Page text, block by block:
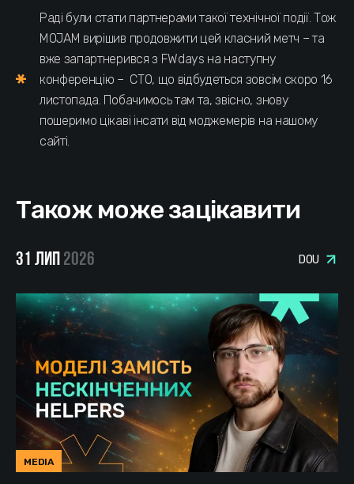
Раді були стати партнерами такої технічної події. Тож
MOJAM вирішив продовжити цей класний метч – та
вже запартнерився з FWdays на наступну
конференцію – СТО, що відбудеться зовсім скоро 16
листопада. Побачимось там та, звісно, знову
пошеримо цікаві інсати від моджемерів на нашому
сайті.
Також може зацікавити
31 ЛИП2026 DOU
MEDIA